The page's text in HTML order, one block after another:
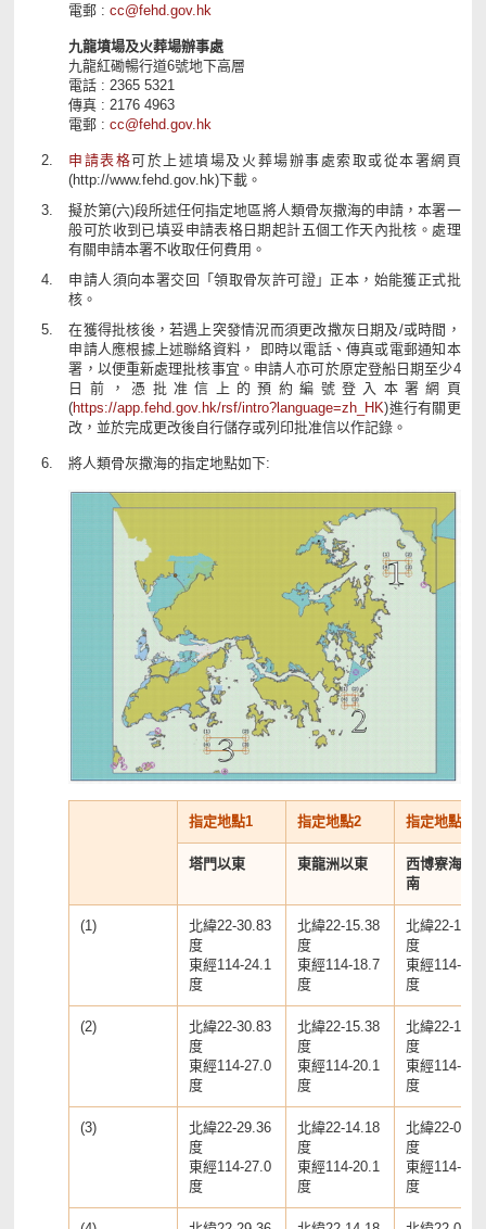
電郵 :cc@fehd.gov.hk
九龍墳場及火葬場辦事處
九龍紅磡暢行道6號地下高層
電話 : 2365 5321
傳真 : 2176 4963
電郵 :cc@fehd.gov.hk
申請表格可於上述墳場及火葬場辦事處索取或從本署網頁
(http://www.fehd.gov.hk)下載。
擬於第(六)段所述任何指定地區將人類骨灰撒海的申請，本署一
般可於收到已填妥申請表格日期起計五個工作天內批核。處理
有關申請本署不收取任何費用。
申請人須向本署交回「領取骨灰許可證」正本，始能獲正式批
核。
在獲得批核後，若遇上突發情況而須更改撒灰日期及/或時間，
申請人應根據上述聯絡資料， 即時以電話、傳真或電郵通知本
署，以便重新處理批核事宜。申請人亦可於原定登船日期至少4
日前，憑批准信上的預約編號登入本署網頁
(https://app.fehd.gov.hk/rsf/intro?language=zh_HK)進行有關更
改，並於完成更改後自行儲存或列印批准信以作記錄。
將人類骨灰撒海的指定地點如下:
指定地點1 指定地點2 指定地點3
塔門以東 東龍洲以東
西博寮海峽
南
(1)
北緯22-30.83
度
東經114-24.1
度
北緯22-15.38
度
東經114-18.7
度
北緯22-
度
東經114-
度
(2)
北緯22-30.83
度
東經114-27.0
度
北緯22-15.38
度
東經114-20.1
度
北緯22-
度
東經114-
度
(3)
北緯22-29.36
度
東經114-27.0
度
北緯22-14.18
度
東經114-20.1
度
北緯22-
度
東經114-
度